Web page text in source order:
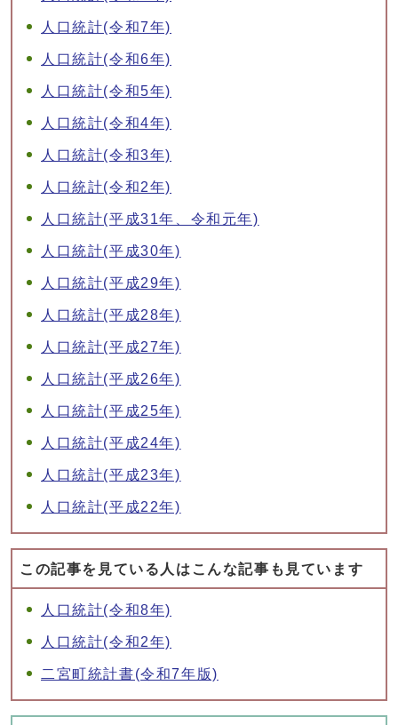
人口統計(令和7年)
人口統計(令和6年)
人口統計(令和5年)
人口統計(令和4年)
人口統計(令和3年)
人口統計(令和2年)
人口統計(平成31年、令和元年)
人口統計(平成30年)
人口統計(平成29年)
人口統計(平成28年)
人口統計(平成27年)
人口統計(平成26年)
人口統計(平成25年)
人口統計(平成24年)
人口統計(平成23年)
人口統計(平成22年)
この記事を見ている人はこんな記事も見ています
人口統計(令和8年)
人口統計(令和2年)
二宮町統計書(令和7年版)